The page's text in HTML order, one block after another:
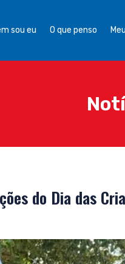
sou eu O que penso
do Dia das